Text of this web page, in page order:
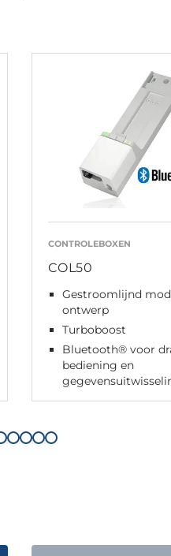
CONTROLEBOXEN
COL50
Gestroomlijnd
ontwerp
Turboboost
Bluetooth® voor
bediening en